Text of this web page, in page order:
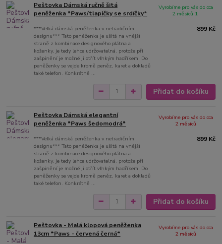
Peštovka Dámská ručně šitá
peněženka *Paws/tlapičky se srdíčky*
***Velká dámská peněženka v netradičním
designu*** Tato peněženka je ušitá na vnější
straně z kombinace designového plátna a
koženky, je tedy lehce udržovatelná, protože při
zašpinění je možné ji otřít vlhkým hadříkem. Do
peněženky se vejde kromě peněz, karet a dokladů
také telefon. Konkrétně ...
899 Kč
Vyrobíme pro vás do cca
2 měsíců 1
Přidat do košíku
Peštovka Dámská elegantní
peněženka *Paws šedomodrá*
***Velká dámská peněženka v netradičním
designu*** Tato peněženka je ušitá na vnější
straně z kombinace designového plátna a
koženky, je tedy lehce udržovatelná, protože při
zašpinění je možné ji otřít vlhkým hadříkem. Do
peněženky se vejde kromě peněz, karet a dokladů
také telefon. Konkrétně ...
899 Kč
Vyrobíme pro vás do cca
2 měsíců
Přidat do košíku
Peštovka - Malá klopová peněženka
13cm *Paws - červená černá*
Vyrobíme pro vás do cca
2 měsíců